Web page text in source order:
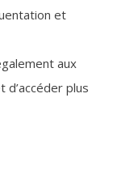
et
aux
plus